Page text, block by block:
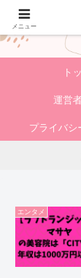
ト
運営
プライバシ
エンタメ
メニュー